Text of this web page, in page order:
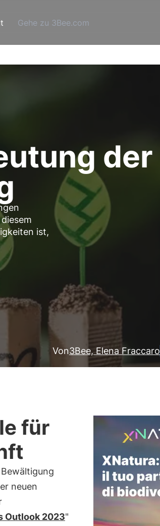
Gehe zu 3Bee.com
der
ist,
Von3Bee, Elena Fraccaro
für
neuen
Outlook 2023"